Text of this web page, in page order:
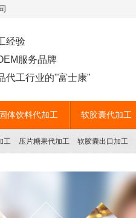
经验
服务品牌
代工行业的"富士康"
固体饮料代加工 软胶囊代加工
工 压片糖果代加工 软胶囊出口加工